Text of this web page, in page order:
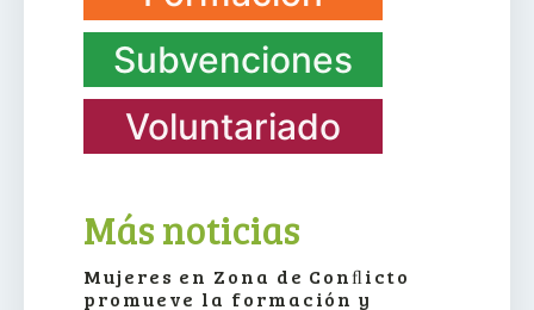
Subvenciones
Voluntariado
Más noticias
Mujeres en Zona de Conﬂicto
promueve la formación y